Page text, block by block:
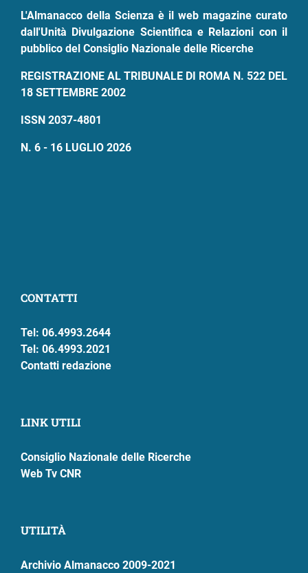
L'Almanacco della Scienza è il web magazine curato
dall'Unità Divulgazione Scientifica e Relazioni con il
pubblico del Consiglio Nazionale delle Ricerche
REGISTRAZIONE AL TRIBUNALE DI ROMA N. 522 DEL
18 SETTEMBRE 2002
ISSN 2037-4801
N. 6 - 16 LUGLIO 2026
CONTATTI
Tel: 06.4993.2644
Tel: 06.4993.2021
Contatti redazione
LINK UTILI
Consiglio Nazionale delle Ricerche
Web Tv CNR
UTILITÀ
Archivio Almanacco 2009-2021